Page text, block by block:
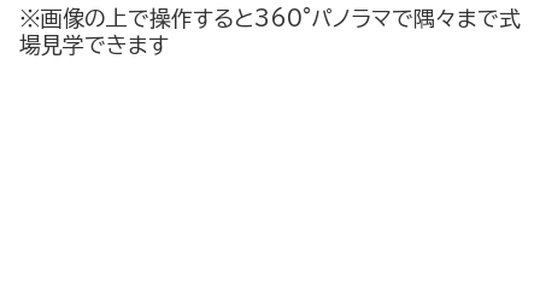
※画像の上で操作すると360°パノラマで隅々まで式
場見学できます